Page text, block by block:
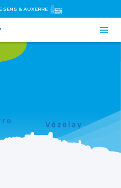
SENS & AUXERRE
